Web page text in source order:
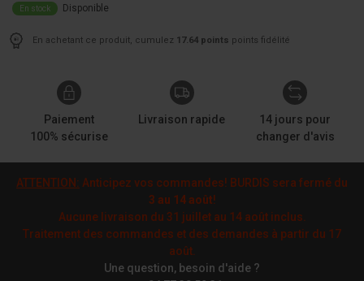
En stock Disponible
En achetant ce produit, cumulez 17.64 points points fidélité
Paiement
100% sécurise
Livraison rapide
14 jours pour
changer d'avis
ATTENTION: Anticipez vos commandes! BURDIS sera fermé du
3 au 14 août!
Aucune livraison du 31 juillet au 14 août inclus.
Traitement des commandes et des demandes à partir du 17
août.
Une question, besoin d'aide ?